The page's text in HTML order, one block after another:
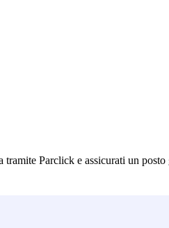
Parclick e assicurati un